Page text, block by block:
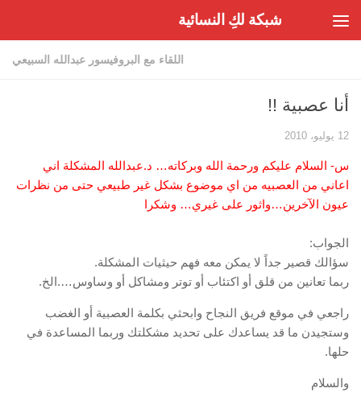
شبكة لكِ النسائية
اللقاء مع البروفيسور عبدالله السبيعي
أنا عصبية !!
12 يوليو، 2010
س- السلام عليكم ورحمة الله وبركاته… د.عبدالله المشكلة اني
اعاني من العصبيه من اي موضوع بشكل غير طبيعي حتى من نظرات
عيون الآخرين…واثور على غيري… وشكرا
الجواب:
سؤالك قصير جداً لا يمكن معه فهم حيثيات المشكلة.
ربما تعانين من قلق أو اكتئاب أو توتر ومشاكل أو وساوس….الخ.
راجعي في موقع فريق النجاح وابحثي بكلمة العصبية أو الغضب
وستجيدن ما قد يساعدك على تحديد مشكلتك وربما المساعدة في
حلها.
والسلام